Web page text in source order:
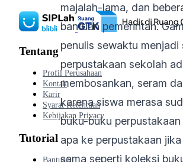
majalah-lama, dan
bantuan pemerintah.
penulis sewaktu menjadi
perpustakaan sekolah
membosankan, seram
karena siswa merasa
buku-buku
apa ke perpustakaan
sama seperti koleksi
Tentang
Profil Perusahaan
Kontak
Karir
Syarat Ketentuan
Kebijakan Privacy
Tutorial
Bantuan